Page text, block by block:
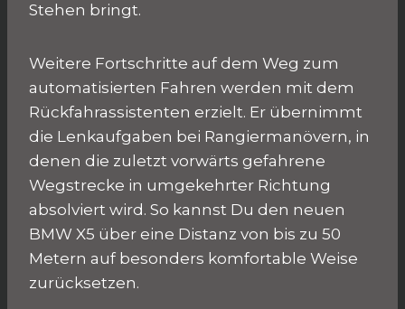
Stehen bringt.
Weitere Fortschritte auf dem Weg zum
automatisierten Fahren werden mit dem
Rückfahrassistenten erzielt. Er übernimmt
die Lenkaufgaben bei Rangiermanövern, in
denen die zuletzt vorwärts gefahrene
Wegstrecke in umgekehrter Richtung
absolviert wird. So kannst Du den neuen
BMW X5 über eine Distanz von bis zu 50
Metern auf besonders komfortable Weise
zurücksetzen.